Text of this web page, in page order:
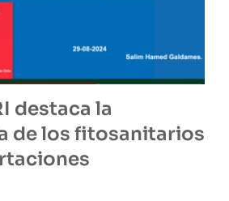
destaca la
de los fitosanitarios